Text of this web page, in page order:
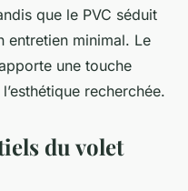
que le PVC séduit
entretien minimal. Le
une touche
recherchée.
du volet